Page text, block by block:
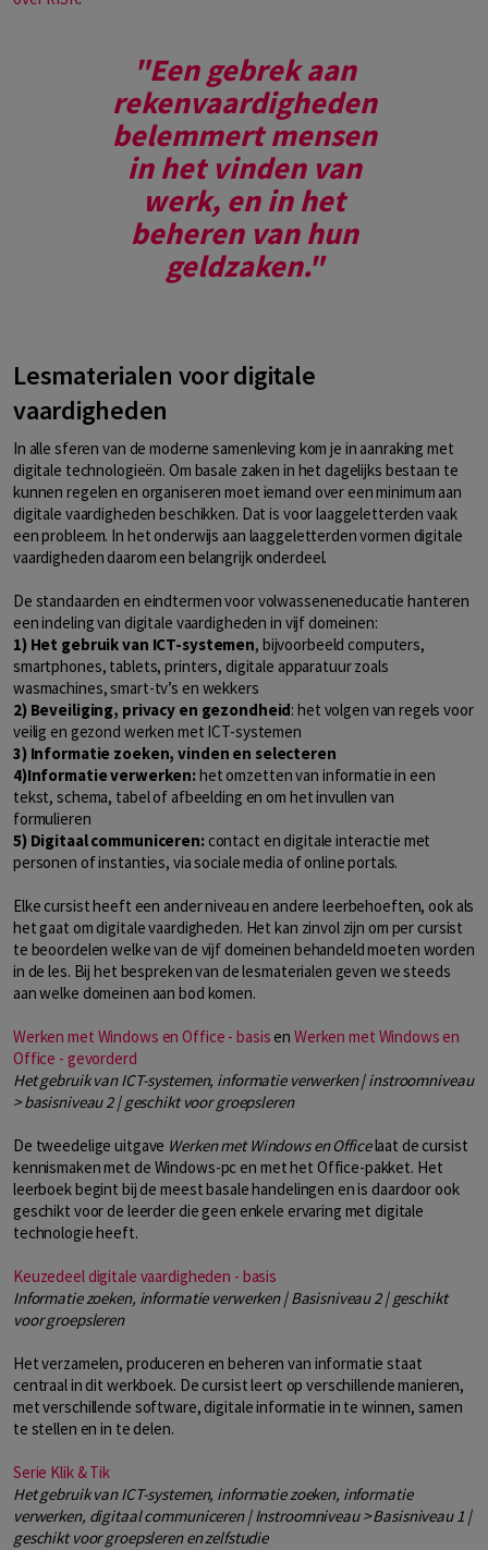
"Een gebrek aan
rekenvaardigheden
belemmert mensen
in het vinden van
werk, en in het
beheren van hun
geldzaken."
Lesmaterialen voor digitale
vaardigheden
In alle sferen van de moderne samenleving kom je in aanraking met
digitale technologieën. Om basale zaken in het dagelijks bestaan te
kunnen regelen en organiseren moet iemand over een minimum aan
digitale vaardigheden beschikken. Dat is voor laaggeletterden vaak
een probleem. In het onderwijs aan laaggeletterden vormen digitale
vaardigheden daarom een belangrijk onderdeel.
De standaarden en eindtermen voor volwasseneneducatie hanteren
een indeling van digitale vaardigheden in vijf domeinen:
1) Het gebruik van ICT-systemen, bijvoorbeeld computers,
smartphones, tablets, printers, digitale apparatuur zoals
wasmachines, smart-tv’s en wekkers
2) Beveiliging, privacy en gezondheid: het volgen van regels voor
veilig en gezond werken met ICT-systemen
3) Informatie zoeken, vinden en selecteren
4)Informatie verwerken:het omzetten van informatie in een
tekst, schema, tabel of afbeelding en om het invullen van
formulieren
5) Digitaal communiceren:contact en digitale interactie met
personen of instanties, via sociale media of online portals.
Elke cursist heeft een ander niveau en andere leerbehoeften, ook als
het gaat om digitale vaardigheden. Het kan zinvol zijn om per cursist
te beoordelen welke van de vijf domeinen behandeld moeten worden
in de les. Bij het bespreken van de lesmaterialen geven we steeds
aan welke domeinen aan bod komen.
Werken met Windows en Office - basisen Werken met Windows en
Office - gevorderd
Het gebruik van ICT-systemen, informatie verwerken | instroomniveau
> basisniveau 2 | geschikt voor groepsleren
De tweedelige uitgave Werken met Windows en Officelaat de cursist
kennismaken met de Windows-pc en met het Office-pakket. Het
leerboek begint bij de meest basale handelingen en is daardoor ook
geschikt voor de leerder die geen enkele ervaring met digitale
technologie heeft.
Keuzedeel digitale vaardigheden - basis
Informatie zoeken, informatie verwerken | Basisniveau 2 | geschikt
voor groepsleren
Het verzamelen, produceren en beheren van informatie staat
centraal in dit werkboek. De cursist leert op verschillende manieren,
met verschillende software, digitale informatie in te winnen, samen
te stellen en in te delen.
Serie Klik & Tik
Het gebruik van ICT-systemen, informatie zoeken, informatie
verwerken, digitaal communiceren | Instroomniveau > Basisniveau 1 |
geschikt voor groepsleren en zelfstudie